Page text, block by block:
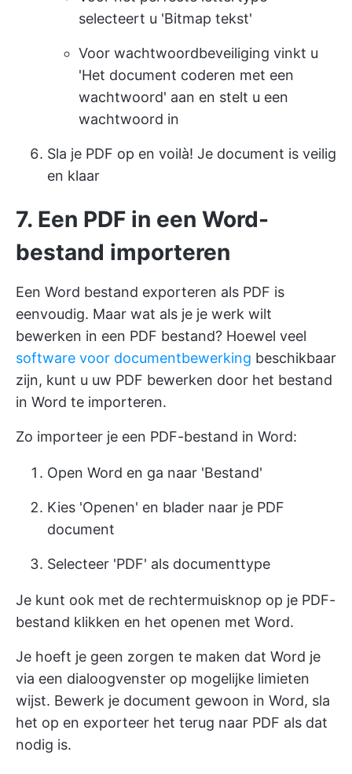
selecteert u 'Bitmap tekst'
Voor wachtwoordbeveiliging vinkt u
'Het document coderen met een
wachtwoord' aan en stelt u een
wachtwoord in
Sla je PDF op en voilà! Je document is veilig
en klaar
7. Een PDF in een Word-
bestand importeren
Een Word bestand exporteren als PDF is
eenvoudig. Maar wat als je je werk wilt
bewerken in een PDF bestand? Hoewel veel
software voor documentbewerking beschikbaar
zijn, kunt u uw PDF bewerken door het bestand
in Word te importeren.
Zo importeer je een PDF-bestand in Word:
Open Word en ga naar 'Bestand'
Kies 'Openen' en blader naar je PDF
document
Selecteer 'PDF' als documenttype
Je kunt ook met de rechtermuisknop op je PDF-
bestand klikken en het openen met Word.
Je hoeft je geen zorgen te maken dat Word je
via een dialoogvenster op mogelijke limieten
wijst. Bewerk je document gewoon in Word, sla
het op en exporteer het terug naar PDF als dat
nodig is.